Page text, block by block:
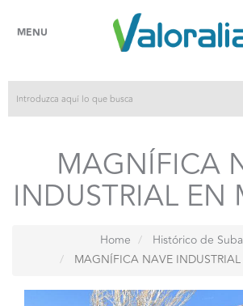
MENU
MAGNÍFICA
INDUSTRIAL EN
Home
Histórico de
MAGNÍFICA NAVE